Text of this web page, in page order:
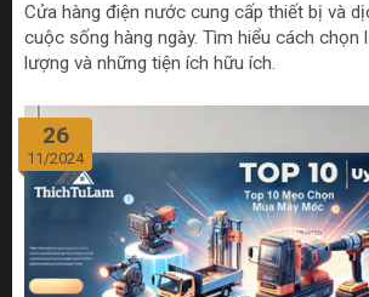
Cửa hàng điện nước cung cấp thiết bị và
cuộc sống hàng ngày. Tìm hiểu cách chọn
lượng và những tiện ích hữu ích.
26
11/2024